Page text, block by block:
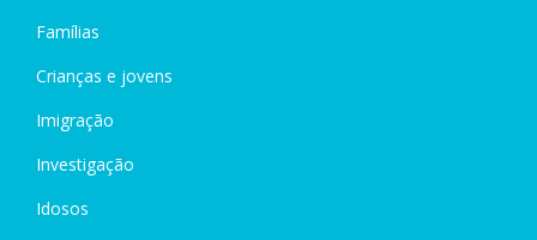
Famílias
Crianças e jovens
Imigração
Investigação
Idosos